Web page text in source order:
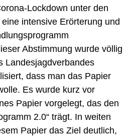
Lockdown unter den
intensive Erörterung und
Abstimmung wurde völlig
Landesjagdverbandes
dass man das Papier
Es wurde kurz vor
Papier vorgelegt, das den
2.0“ trägt. In weiten
Papier das Ziel deutlich,